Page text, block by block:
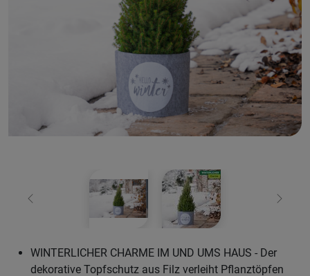
Zurück Weiter
WINTERLICHER CHARME IM UND UMS HAUS - Der
dekorative Topfschutz aus Filz verleiht Pflanztöpfen